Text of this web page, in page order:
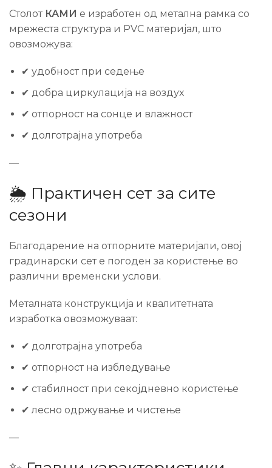
Столот КАМИ е изработен од метална рамка со
мрежеста структура и PVC материјал, што
овозможува:
✔ удобност при седење
✔ добра циркулација на воздух
✔ отпорност на сонце и влажност
✔ долготрајна употреба
—
🌦️ Практичен сет за сите
сезони
Благодарение на отпорните материјали, овој
градинарски сет е погоден за користење во
различни временски услови.
Металната конструкција и квалитетната
изработка овозможуваат:
✔ долготрајна употреба
✔ отпорност на избледување
✔ стабилност при секојдневно користење
✔ лесно одржување и чистење
—